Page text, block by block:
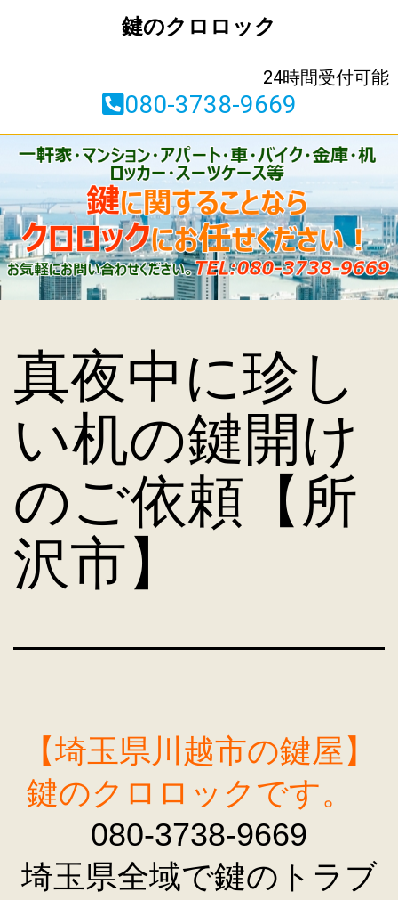
鍵のクロロック
24時間受付可能
080-3738-9669
真夜中に珍し
い机の鍵開け
のご依頼【所
沢市】
【埼玉県川越市の鍵屋】
鍵のクロロックです。
080-3738-9669
埼玉県全域で鍵のトラブ